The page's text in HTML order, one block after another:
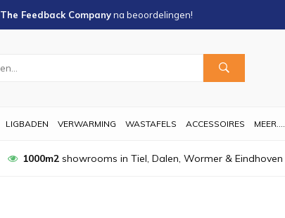
The Feedback Companyna beoordelingen!
LIGBADEN VERWARMING WASTAFELS ACCESSOIRES MEER....
1000m2showrooms in Tiel, Dalen, Wormer & Eindhoven